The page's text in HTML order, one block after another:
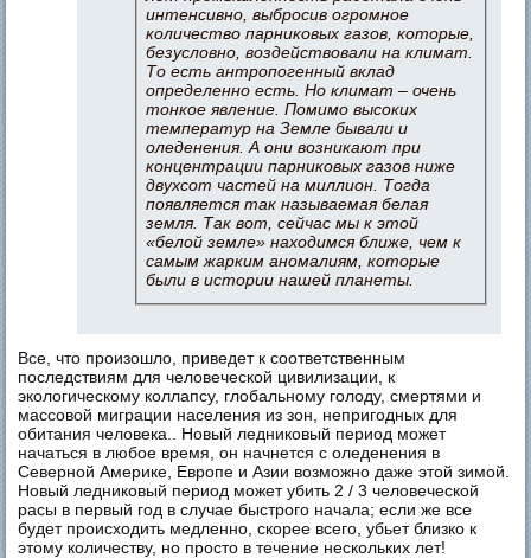
интенсивно, выбросив огромное
количество парниковых газов, которые,
безусловно, воздействовали на климат.
То есть антропогенный вклад
определенно есть. Но климат – очень
тонкое явление. Помимо высоких
температур на Земле бывали и
оледенения. А они возникают при
концентрации парниковых газов ниже
двухсот частей на миллион. Тогда
появляется так называемая белая
земля. Так вот, сейчас мы к этой
«белой земле» находимся ближе, чем к
самым жарким аномалиям, которые
были в истории нашей планеты.
Все, что произошло, приведет к соответственным
последствиям для человеческой цивилизации, к
экологическому коллапсу, глобальному голоду, смертями и
массовой миграции населения из зон, непригодных для
обитания человека.. Новый ледниковый период может
начаться в любое время, он начнется с оледенения в
Северной Америке, Европе и Азии возможно даже этой зимой.
Новый ледниковый период может убить 2 / 3 человеческой
расы в первый год в случае быстрого начала; если же все
будет происходить медленно, скорее всего, убьет близко к
этому количеству, но просто в течение нескольких лет!